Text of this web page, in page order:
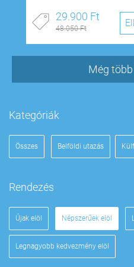
29.900 Ft
48.050 Ft
Még
Kategóriák
Összes Belföldi utazás
Rendezés
Újak elöl Népszerűek elöl
Legnagyobb kedvezmény elöl